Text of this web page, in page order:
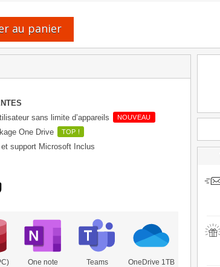
au panier
sans limite d’appareils
NOUVEAU
One Drive TOP !
support Microsoft Inclus
One note Teams OneDrive 1TB